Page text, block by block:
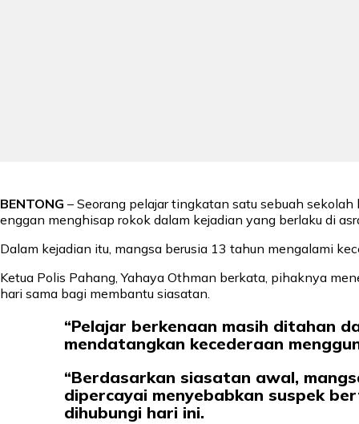
BENTONG – Seorang pelajar tingkatan satu sebuah
enggan menghisap rokok dalam kejadian yang berlaku di
Dalam kejadian itu, mangsa berusia 13 tahun mengalami
Ketua Polis Pahang, Yahaya Othman berkata, pihaknya
hari sama bagi membantu siasatan.
“Pelajar berkenaan masih ditahan
mendatangkan kecederaan
“Berdasarkan siasatan awal,
dipercayai menyebabkan suspek
dihubungi hari ini.